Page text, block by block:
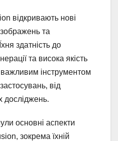
відкривають нові
та
здатність до
та висока якість
важливим інструментом
від
досліджень.
основні аспекти
зокрема їхній